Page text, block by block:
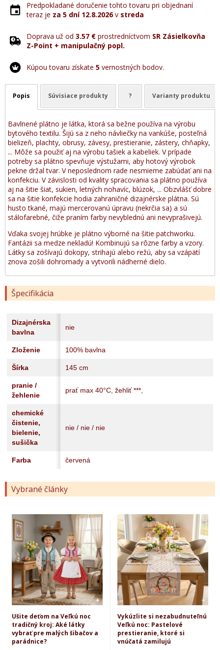
Predpokladané doručenie tohto tovaru pri objednaní
teraz je za 5 dní 12.8.2026v streda
Doprava už od 3.57 € prostredníctvom SR Zásielkovňa
Z-Point + manipulačný popl.
Kúpou tovaru získate 5 vernostných bodov.
Popis Súvisiace produkty ? Varianty produktu
Bavlnené plátno je látka, ktorá sa bežne používa na výrobu
bytového textilu. Šijú sa z neho návliečky na vankúše, posteľná
bielizeň, plachty, obrusy, závesy, prestieranie, zástery, chňapky,
... Môže sa použiť aj na výrobu tašiek a kabeliek. V prípade
potreby sa plátno spevňuje výstužami, aby hotový výrobok
pekne držal tvar. V neposlednom rade nesmieme zabúdať ani na
konfekciu. V závislosti od kvality spracovania sa plátno používa
aj na šitie šiat, sukien, letných nohavíc, blúzok, ... Obzvlášť dobre
sa na šitie konfekcie hodia zahraničné dizajnérske plátna. Sú
husto tkané, majú mercerovanú úpravu (nekrčia sa) a sú
stálofarebné, čiže praním farby nevyblednú ani nevyprašivejú.
Vďaka svojej hrúbke je plátno výborné na šitie patchworku.
Fantázii sa medze nekladú! Kombinujú sa rôzne farby a vzory.
Látky sa zošívajú dokopy, strihajú alebo režú, aby sa vzápätí
znova zošili dohromady a vytvorili nádherné dielo.
Špecifikácia
Dizajnérska
bavlna
nie
Zloženie 100% bavlna
Šírka 145 cm
pranie /
žehlenie
prať max 40°C, žehliť ***,
chemické
čistenie,
bielenie,
sušička
nie / nie / nie
Farba červená
Vybrané články
Ušite deťom na Veľkú noc
tradičný kroj: Aké látky
vybrať pre malých šibačov a
parádnice?
Vykúzlite si nezabudnuteľnú
Veľkú noc: Pastelové
prestieranie, ktoré si
vnúčatá zamilujú